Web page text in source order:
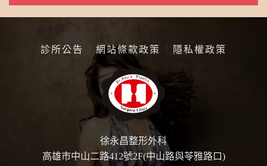
診所公告 網站條款政策 隱私權政策
徐永昌整形外科
高雄市中山二路412號2F(中山路與苓雅路口)